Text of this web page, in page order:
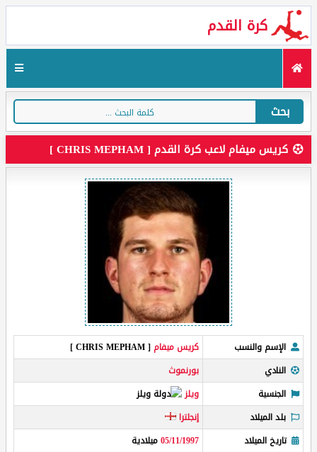
كرة القدم
بحث
كريس ميفام لاعب كرة القدم [ CHRIS MEPHAM ]
الإسم والنسب كريس ميفام[ CHRIS MEPHAM ]
النادي
بورنموث
الجنسية
ويلز
بلد الميلاد
إنجلترا
تاريخ الميلاد
05/11/1997ميلادية